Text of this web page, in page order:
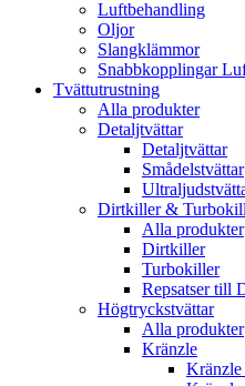
Luftbehandling
Oljor
Slangklämmor
Snabbkopplingar
Tvättutrustning
Alla produkter
Detaljtvättar
Detaljtvättar
Smådelstvättar
Dirtkiller &
Alla produkter
Dirtkiller
Turbokiller
Repsatser till
Högtryckstvättar
Alla produkter
Kränzle
Kränzle